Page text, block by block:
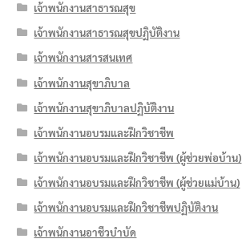
เจ้าพนักงานสาธารณสุข
เจ้าพนักงานสาธารณสุขปฏิบัติงาน
เจ้าพนักงานสารสนเทศ
เจ้าพนักงานสุขาภิบาล
เจ้าพนักงานสุขาภิบาลปฏิบัติงาน
เจ้าพนักงานอบรมและฝึกวิชาชีพ
เจ้าพนักงานอบรมและฝึกวิชาชีพ (ผู้ช่วยพ่อบ้าน)
เจ้าพนักงานอบรมและฝึกวิชาชีพ (ผู้ช่วยแม่บ้าน)
เจ้าพนักงานอบรมและฝึกวิชาชีพปฏิบัติงาน
เจ้าพนักงานอาชีวบำบัด